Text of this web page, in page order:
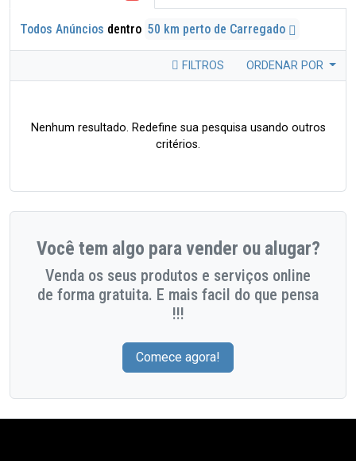
Todos Anúncios dentro 50 km perto de Carregado
FILTROS ORDENAR POR
Nenhum resultado. Redefine sua pesquisa usando outros
critérios.
Você tem algo para vender ou alugar?
Venda os seus produtos e serviços online
de forma gratuita. E mais facil do que pensa
!!!
Comece agora!